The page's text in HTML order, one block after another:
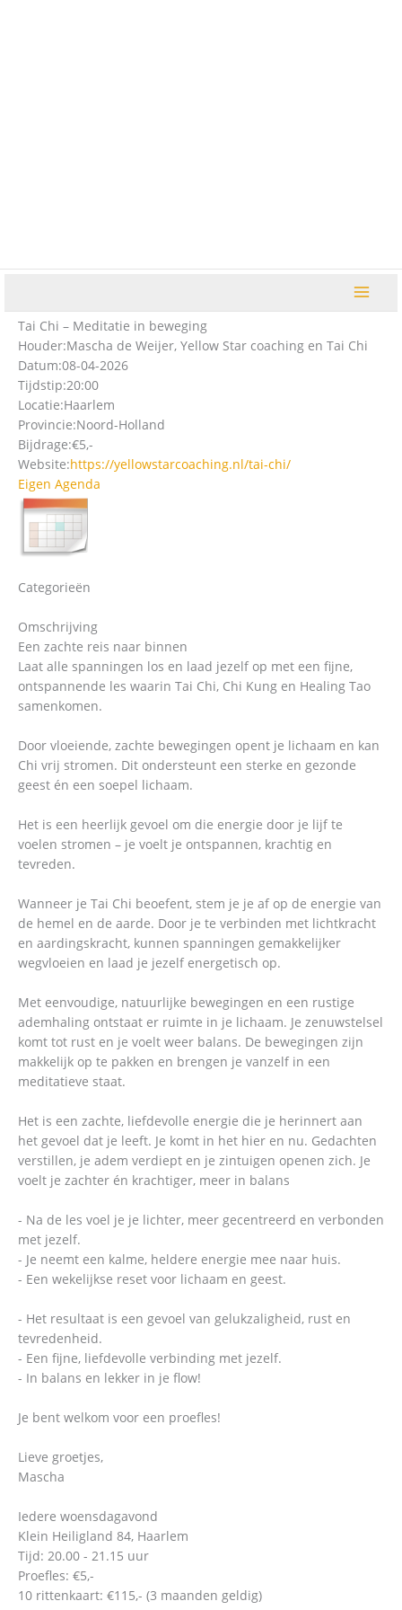
Tai Chi – Meditatie in beweging
Houder:Mascha de Weijer, Yellow Star coaching en Tai Chi
Datum:08-04-2026
Tijdstip:20:00
Locatie:Haarlem
Provincie:Noord-Holland
Bijdrage:€5,-
Website:https://yellowstarcoaching.nl/tai-chi/
Eigen Agenda
Categorieën
Omschrijving
Een zachte reis naar binnen
Laat alle spanningen los en laad jezelf op met een fijne,
ontspannende les waarin Tai Chi, Chi Kung en Healing Tao
samenkomen.
Door vloeiende, zachte bewegingen opent je lichaam en kan
Chi vrij stromen. Dit ondersteunt een sterke en gezonde
geest én een soepel lichaam.
Het is een heerlijk gevoel om die energie door je lijf te
voelen stromen – je voelt je ontspannen, krachtig en
tevreden.
Wanneer je Tai Chi beoefent, stem je je af op de energie van
de hemel en de aarde. Door je te verbinden met lichtkracht
en aardingskracht, kunnen spanningen gemakkelijker
wegvloeien en laad je jezelf energetisch op.
Met eenvoudige, natuurlijke bewegingen en een rustige
ademhaling ontstaat er ruimte in je lichaam. Je zenuwstelsel
komt tot rust en je voelt weer balans. De bewegingen zijn
makkelijk op te pakken en brengen je vanzelf in een
meditatieve staat.
Het is een zachte, liefdevolle energie die je herinnert aan
het gevoel dat je leeft. Je komt in het hier en nu. Gedachten
verstillen, je adem verdiept en je zintuigen openen zich. Je
voelt je zachter én krachtiger, meer in balans
- Na de les voel je je lichter, meer gecentreerd en verbonden
met jezelf.
- Je neemt een kalme, heldere energie mee naar huis.
- Een wekelijkse reset voor lichaam en geest.
- Het resultaat is een gevoel van gelukzaligheid, rust en
tevredenheid.
- Een fijne, liefdevolle verbinding met jezelf.
- In balans en lekker in je flow!
Je bent welkom voor een proefles!
Lieve groetjes,
Mascha
Iedere woensdagavond
Klein Heiligland 84, Haarlem
Tijd: 20.00 - 21.15 uur
Proefles: €5,-
10 rittenkaart: €115,- (3 maanden geldig)